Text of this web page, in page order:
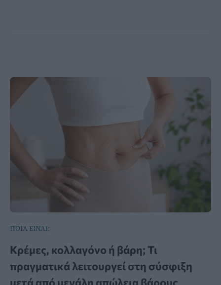
ΠΟΙΑ ΕΙΝΑΙ;
Κρέμες, κολλαγόνο ή βάρη; Τι
πραγματικά λειτουργεί στη σύσφιξη